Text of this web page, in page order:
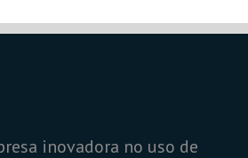
inovadora no uso de